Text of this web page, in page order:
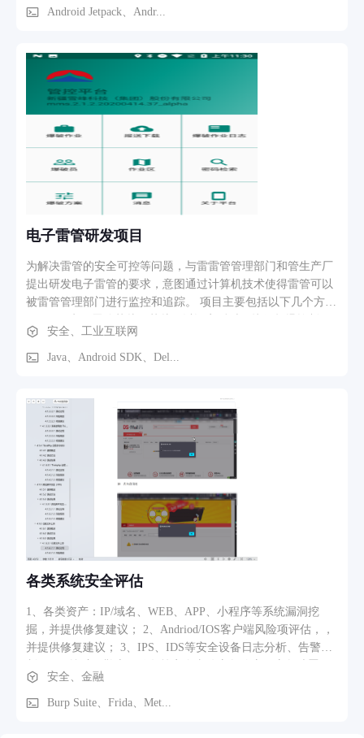
机器人云台摄像机，确定要拍照的角度、方位、缩放等信息，
功能路径描述 1.将机器人运上高压线路的地线上，通过Lora或
TCP连接机器人。注：Lora连接距离更远，但无法查看实时视
频； 2.首次运行需要添加线路，然后人工跑一次整个需要巡线
的线路，在合适的位置添加充电点、越障点、任务点，整个过
行进； 3.添加点位时，在合适的位置，人为停止下来，添加为
对应的点位。添加任务点时，需要人为控制云台转动到合适的
角度、位置，然后再进行添加预置点，任务执行时，一个预置
点会拍一张照片。一个点位可以添加多个预置点； 4.最后根据
所得点位指定任务，发送给机器人完成自动巡线任务。此时不
需要手持端跟随； 5.同步数据库到服务器后，可以在网页端编
辑新增任务，然后下发任务。同时服务端的变更的数据也会在
手持端联网的同时，更新到手持端。
Android Jetpack、Andr...
电子雷管研发项目
为解决雷管的安全可控等问题，与雷雷管管理部门和管生产厂
提出研发电子雷管的要求，意图通过计算机技术使得雷管可以
被雷管管理部门进行监控和追踪。 项目主要包括以下几个方
关等。 2、电子雷管生产线的研发。用于生产电子雷管，将雷
管控制信息报送到管理部门。 3、起爆设备。接收雷管管理部
安全、工业互联网
Java、Android SDK、Del...
各类系统安全评估
1、各类资产：IP/域名、WEB、APP、小程序等系统漏洞挖
掘，并提供修复建议； 2、Andriod/IOS客户端风险项评估，，
并提供修复建议； 3、IPS、IDS等安全设备日志分析、告警研
5、其他：移动端逆向，JS逆向、加解密对抗等
安全、金融
Burp Suite、Frida、Met...